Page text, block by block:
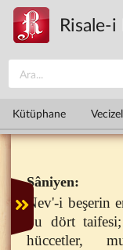
Ana içeriğe atla
Risale-
Kütüphane
Sâniyen:
Nev'-i beşerin
bu dört
hüccetler,